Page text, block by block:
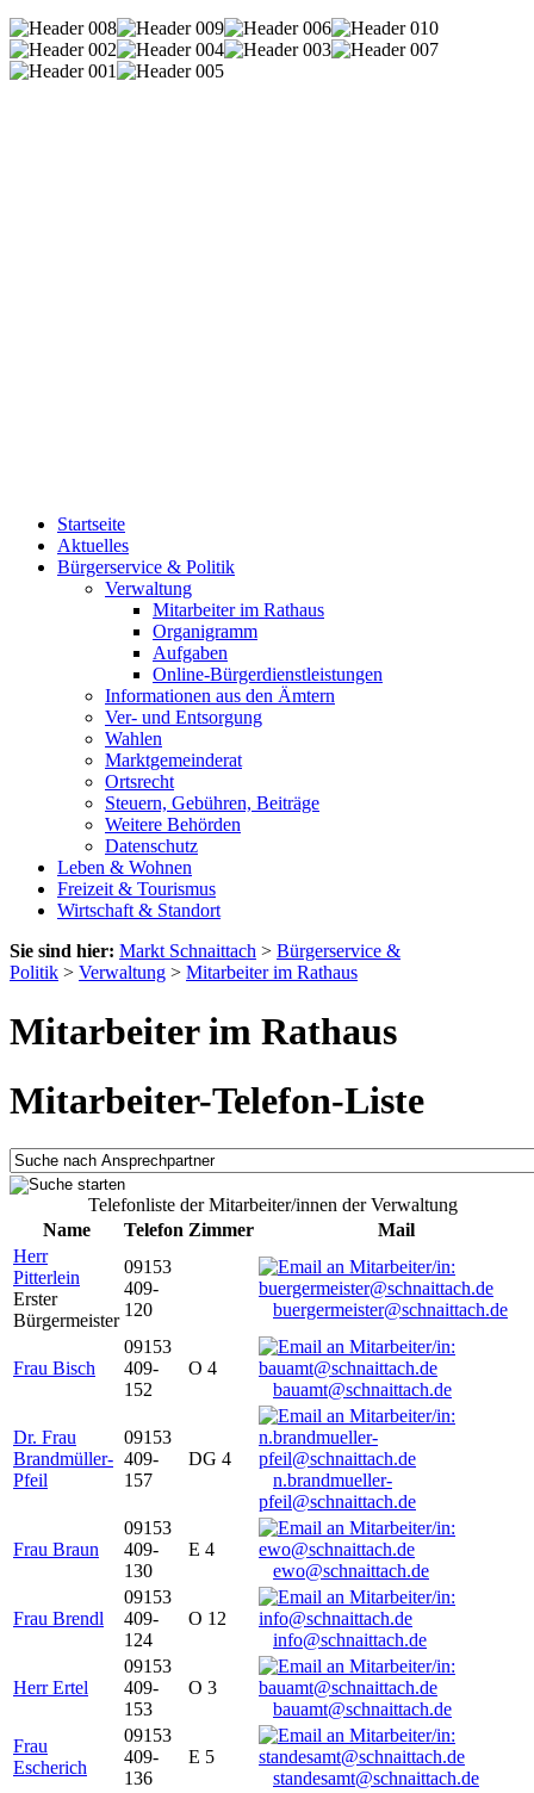
Startseite
Aktuelles
Bürgerservice & Politik
Verwaltung
Mitarbeiter im Rathaus
Organigramm
Aufgaben
Online-Bürgerdienstleistungen
Informationen aus den Ämtern
Ver- und Entsorgung
Wahlen
Marktgemeinderat
Ortsrecht
Steuern, Gebühren, Beiträge
Weitere Behörden
Datenschutz
Leben & Wohnen
Freizeit & Tourismus
Wirtschaft & Standort
Sie sind hier: Markt Schnaittach > Bürgerservice &
Politik > Verwaltung > Mitarbeiter im Rathaus
Mitarbeiter im Rathaus
Mitarbeiter-Telefon-Liste
Telefonliste der Mitarbeiter/innen der Verwaltung
Name
Telefon Zimmer
Mail
Herr
Pitterlein
Erster
Bürgermeister
09153
409-
120
buergermeister@schnaittach.de
Frau Bisch
09153
409-
152
O 4
bauamt@schnaittach.de
Dr. Frau
Brandmüller-
Pfeil
09153
409-
157
DG 4
n.brandmueller-
pfeil@schnaittach.de
Frau Braun
09153
409-
130
E 4
ewo@schnaittach.de
Frau Brendl
09153
409-
124
O 12
info@schnaittach.de
Herr Ertel
09153
409-
153
O 3
bauamt@schnaittach.de
Frau
Escherich
09153
409-
136
E 5
standesamt@schnaittach.de